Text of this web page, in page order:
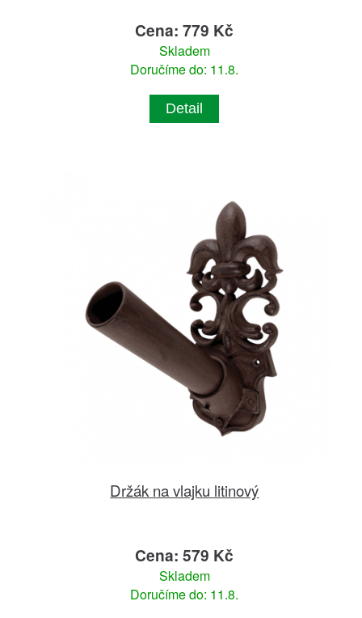
Cena: 779 Kč
Skladem
Doručíme do: 11.8.
Detail
Držák na vlajku litinový
Cena: 579 Kč
Skladem
Doručíme do: 11.8.